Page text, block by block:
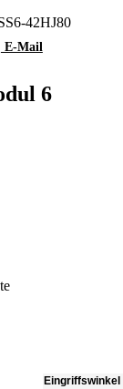
42HJ80
E-Mail
6
Eingriffswinkel